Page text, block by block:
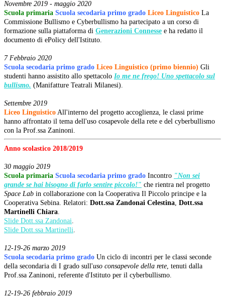
Novembre 2019 - maggio 2020
Scuola primaria Scuola secodaria primo grado Liceo Linguistico La
Commissione Bullismo e Cyberbullismo ha partecipato a un corso di
formazione sulla piattaforma di Generazioni Connesse e ha redatto il
documento di ePolicy dell'Istituto.
7 Febbraio 2020
Scuola secodaria primo grado Liceo Linguistico (primo biennio) Gli
studenti hanno assistito allo spettacolo Io me ne frego! Uno spettacolo sul
bullismo. (Manifatture Teatrali Milanesi).
Settembre 2019
Liceo Linguistico All'interno del progetto accoglienza, le classi prime
hanno affrontato il tema dell'uso cosapevole della rete e del cyberbullismo
con la Prof.ssa Zaninoni.
Anno scolastico 2018/2019
30 maggio 2019
Scuola primaria Scuola secodaria primo grado Incontro "Non sei
grande se hai bisogno di farlo sentire piccolo!" che rientra nel progetto
Space Lab in collaborazione con la Cooperativa Il Piccolo principe e la
Cooperativa Sebina. Relatori: Dott.ssa Zandonai Celestina, Dott.ssa
Martinelli Chiara.
Slide Dott.ssa Zandonai.
Slide Dott.ssa Martinelli.
12-19-26 marzo 2019
Scuola secodaria primo grado Un ciclo di incontri per le classi seconde
della secondaria di I grado sull'uso consapevole della rete, tenuti dalla
Prof.ssa Zaninoni, referente d'Istituto per il cyberbullismo.
12-19-26 febbraio 2019